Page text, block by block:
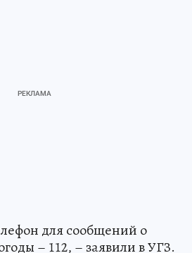
для сообщений о
– 112, – заявили в УГЗ.